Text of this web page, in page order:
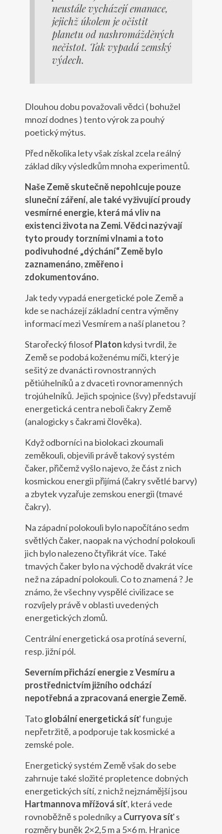
neustále vycházejí emanace,
jejichž úkolem je očistit
planetu od nashromážděných
nečistot. Tak vypadá zemský
výdech.
Dlouhou dobu považovali vědci ( bohužel
mnozí dodnes ) tento výrok za pouhý
poetický mýtus.
Před několika lety však získal zcela reálný
základ díky výsledkům mnoha experimentů.
Naše Země skutečně nepohlcuje pouze
sluneční záření, ale také vyživující proudy
vesmírné energie, která má vliv na
existenci života na Zemi. Vědci nazývají
tyto proudy torzními vlnami a toto
podivuhodné „dýchání“ Země bylo
zaznamenáno, změřeno i
zdokumentováno.
Jak tedy vypadá energetické pole Země a
kde se nacházejí základní centra výměny
informací mezi Vesmírem a naší planetou ?
Starořecký filosof Platon kdysi tvrdil, že
Země se podobá koženému míči, který je
sešitý ze dvanácti rovnostranných
pětiúhelníků a z dvaceti rovnoramenných
trojúhelníků. Jejich spojnice (švy) představují
energetická centra neboli čakry Země
(analogicky s čakrami člověka).
Když odborníci na biolokaci zkoumali
zeměkouli, objevili právě takový systém
čaker, přičemž vyšlo najevo, že část z nich
kosmickou energii přijímá (čakry světlé barvy)
a zbytek vyzařuje zemskou energii (tmavé
čakry).
Na západní polokouli bylo napočítáno sedm
světlých čaker, naopak na východní polokouli
jich bylo nalezeno čtyřikrát více. Také
tmavých čaker bylo na východě dvakrát více
než na západní polokouli. Co to znamená ? Je
známo, že všechny vyspělé civilizace se
rozvíjely právě v oblasti uvedených
energetických zlomů.
Centrální energetická osa protíná severní,
resp. jižní pól.
Severním přichází energie z Vesmíru a
prostřednictvím jižního odchází
nepotřebná a zpracovaná energie Země.
Tatoglobální energetická síťfunguje
nepřetržitě, a podporuje tak kosmické a
zemské pole.
Energetický systém Země však do sebe
zahrnuje také složité propletence dobných
energetických sítí, z nichž nejznámější jsou
Hartmannova mřížová síť, která vede
rovnoběžně s poledníky a Curryova síťs
rozměry buněk 2×2,5 m a 5×6 m. Hranice